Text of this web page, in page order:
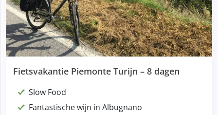
Fietsvakantie Piemonte Turijn – 8 dagen
Slow Food
Fantastische wijn in Albugnano